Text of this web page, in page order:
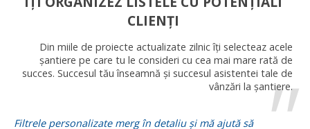
CLIENȚI
Din miile de proiecte actualizate zilnic îți selecteaz acele
șantiere pe care tu le consideri cu cea mai mare rată de
succes. Succesul tău înseamnă și succesul asistentei tale de
vânzări la șantiere.
Filtrele personalizate merg în detaliu și mă ajută să